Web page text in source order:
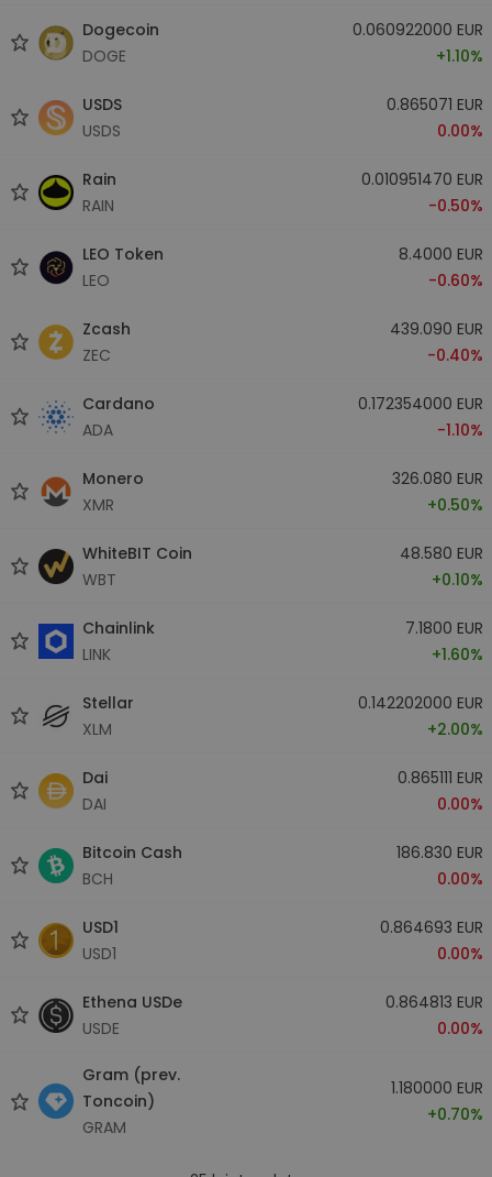
Dogecoin
DOGE
0.060922000 EUR
+1.10%
USDS
USDS
0.865071 EUR
0.00%
Rain
RAIN
0.010951470 EUR
-0.50%
LEO Token
LEO
8.4000 EUR
-0.60%
Zcash
ZEC
439.090 EUR
-0.40%
Cardano
ADA
0.172354000 EUR
-1.10%
Monero
XMR
326.080 EUR
+0.50%
WhiteBIT Coin
WBT
48.580 EUR
+0.10%
Chainlink
LINK
7.1800 EUR
+1.60%
Stellar
XLM
0.142202000 EUR
+2.00%
Dai
DAI
0.865111 EUR
0.00%
Bitcoin Cash
BCH
186.830 EUR
0.00%
USD1
USD1
0.864693 EUR
0.00%
Ethena USDe
USDE
0.864813 EUR
0.00%
Gram (prev.
Toncoin)
GRAM
1.180000 EUR
+0.70%